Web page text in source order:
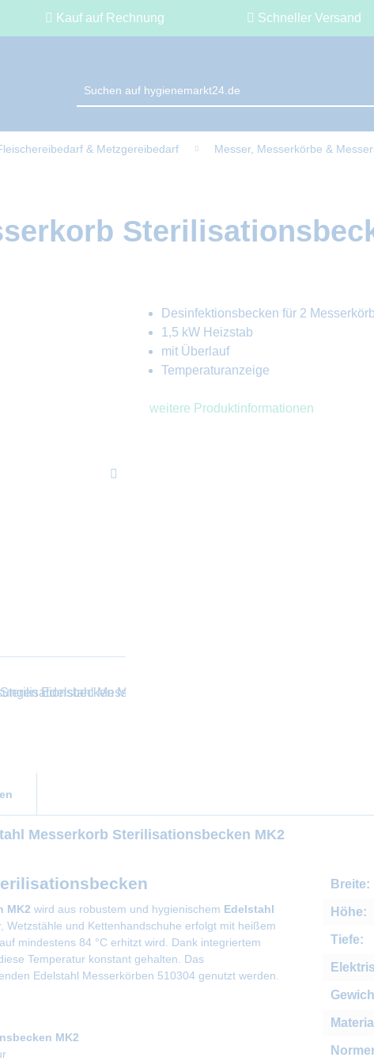
Kauf auf Rechnung Schneller Versand
& Metzgereibedarf Messer, Messerkörbe &
Desinfektionsbecken für 2
1,5 kW Heizstab
mit Überlauf
Temperaturanzeige
weitere Produktinformationen
Messerkorb Sterilisationsbecken MK2
MK2 wird aus robustem und hygienischem Edelstahl
Wetzstähle und Kettenhandschuhe erfolgt mit heißem
mindestens 84 °C erhitzt wird. Dank integriertem
Temperatur konstant gehalten. Das
Edelstahl Messerkörben 510304 genutzt werden.
MK2
Breite:
Höhe:
Tiefe: